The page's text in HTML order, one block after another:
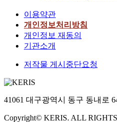
이용약관
개인정보처리방침
개인정보 재동의
기관소개
저작물 게시중단요청
41061 대구광역시 동구 동내로
Copyright© KERIS. ALL